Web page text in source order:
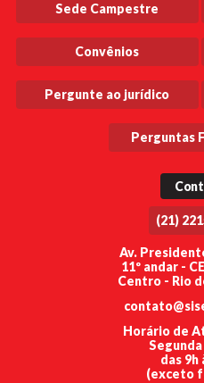
Sede Campestre
Convênios
Pergunte ao jurídico
Perguntas
(21)
Av.
11º andar -
Centro - Rio
Horário de
das 9h
(exceto